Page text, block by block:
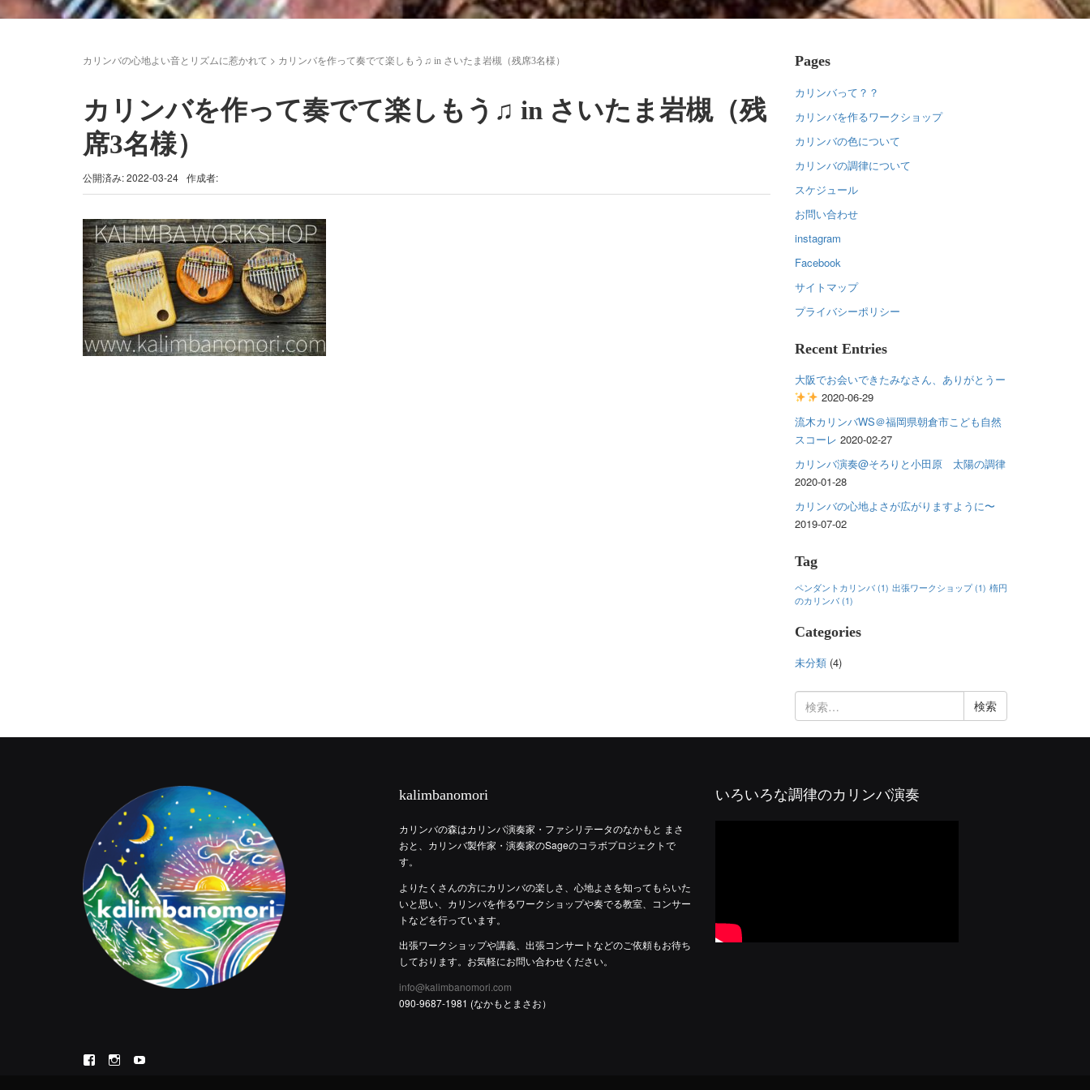
カリンバの心地よい音とリズムに惹かれて > カリンバを作って奏でて楽しもう♫ in さいたま岩槻（残席3名様）
カリンバを作って奏でて楽しもう♫ in さいたま岩槻（残
席3名様）
公開済み: 2022-03-24 作成者:
Pages
カリンバって？？
カリンバを作るワークショップ
カリンバの色について
カリンバの調律について
スケジュール
お問い合わせ
instagram
Facebook
サイトマップ
プライバシーポリシー
Recent Entries
大阪でお会いできたみなさん、ありがとうー
2020-06-29
流木カリンバWS＠福岡県朝倉市こども自然
スコーレ 2020-02-27
カリンバ演奏@そろりと小田原 太陽の調律
2020-01-28
カリンバの心地よさが広がりますように〜
2019-07-02
Tag
ペンダントカリンバ(1) 出張ワークショップ(1) 楕円
のカリンバ(1)
Categories
未分類(4)
索:
kalimbanomori
カリンバの森はカリンバ演奏家・ファシリテータのなかもと まさ
おと、カリンバ製作家・演奏家のSageのコラボプロジェクトで
す。
よりたくさんの方にカリンバの楽しさ、心地よさを知ってもらいた
いと思い、カリンバを作るワークショップや奏でる教室、コンサー
トなどを行っています。
出張ワークショップや講義、出張コンサートなどのご依頼もお待ち
しております。お気軽にお問い合わせください。
info@kalimbanomori.com
090-9687-1981 (なかもとまさお）
いろいろな調律のカリンバ演奏